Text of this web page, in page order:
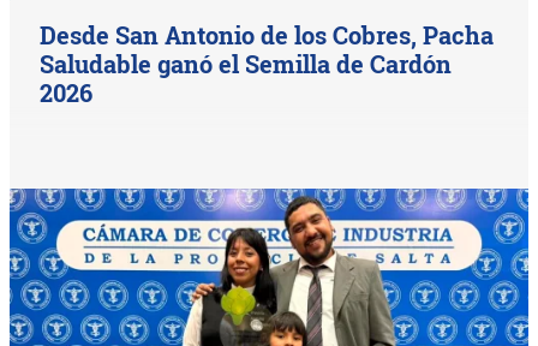
Desde San Antonio de los Cobres, Pacha
Saludable ganó el Semilla de Cardón
2026